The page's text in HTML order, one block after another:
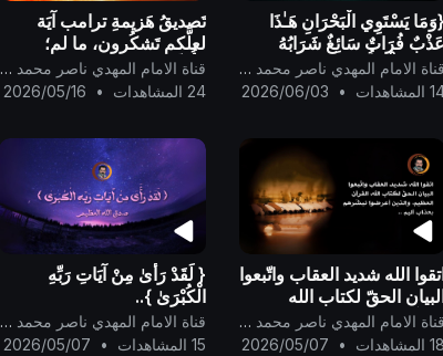
{وَمَا يَسْتَوِي الْبَحْرَانِ هَـٰذَا
عَذْبٌ فُرَاتٌ سَائِغٌ شَرَابُهُ
وَهَـٰذَا مِلْحٌ أُجَاجٌ} صدق الله
العظيم ..
قناة الامام المهدي ناصر محمد اليماني
•
2026/06/03
تَصديقُ هَزيمةِ ترامب آيَة
لعلَّكم تَشكُرون، ما لم؛
فأُبَشِّر إيران والعرب وجميع
شعوب البشر بِشَرِّ هلاكٍ
قناة الامام المهدي ناصر محمد اليماني
24 المشاهدات
•
2026/05/16
الله شديد العقاب واتّبعوا
الحقّ لكتاب الله
القرآن العظيم، والذين
أعرضوا نبشّرهم بعذاب أليم
قناة الامام المهدي ناصر محمد اليماني
18 المشاهدات
•
2026/05/07
{ لَقَدْ رَ‌أَىٰ مِنْ آيَاتِ رَ‌بِّهِ
الْكُبْرَ‌ىٰ }..
قناة الامام المهدي ناصر محمد اليماني
15 المشاهدات
•
2026/05/07